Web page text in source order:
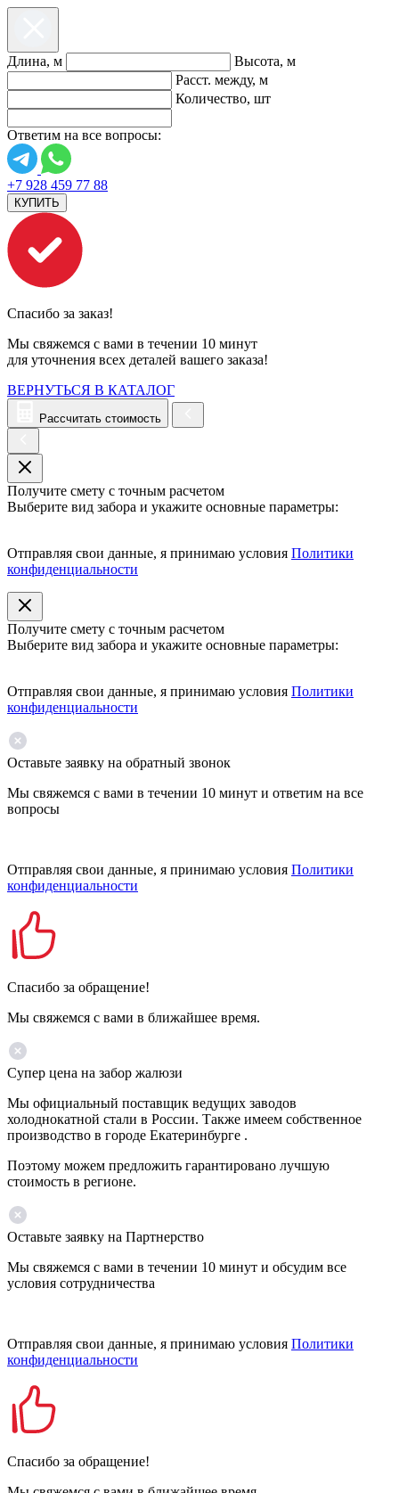
Длина, м
Высота, м
Расст. между, м
Количество, шт
Ответим на все вопросы:
+7 928 459 77 88
КУПИТЬ
Спасибо за заказ!
Мы свяжемся с вами в течении 10 минут
для уточнения всех деталей вашего заказа!
ВЕРНУТЬСЯ В КАТАЛОГ
Рассчитать стоимость
Получите смету с точным расчетом
Выберите вид забора и укажите основные параметры:
Отправляя свои данные, я принимаю условия Политики
конфиденциальности
Получите смету с точным расчетом
Выберите вид забора и укажите основные параметры:
Отправляя свои данные, я принимаю условия Политики
конфиденциальности
Оставьте заявку на обратный звонок
Мы свяжемся с вами в течении 10 минут и ответим на все
вопросы
Отправляя свои данные, я принимаю условия Политики
конфиденциальности
Спасибо за обращение!
Мы свяжемся с вами в ближайшее время.
Супер цена на забор жалюзи
Мы официальный поставщик ведущих заводов
холоднокатной стали в России. Также имеем собственное
производство в городе Екатеринбурге .
Поэтому можем предложить гарантировано лучшую
стоимость в регионе.
Оставьте заявку на Партнерство
Мы свяжемся с вами в течении 10 минут и обсудим все
условия сотрудничества
Отправляя свои данные, я принимаю условия Политики
конфиденциальности
Спасибо за обращение!